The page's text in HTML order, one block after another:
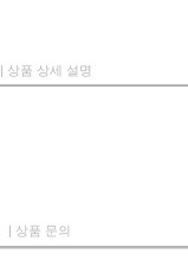
| 상품 상세 설명
| 상품 문의